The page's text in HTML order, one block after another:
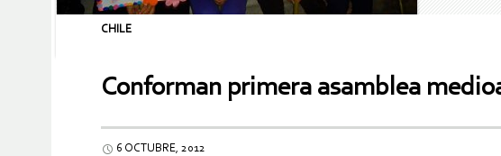
CHILE
Conforman primera asamblea
6 OCTUBRE, 2012